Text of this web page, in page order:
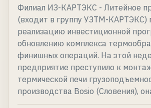
Филиал ИЗ-КАРТЭКС - Литейное
(входит в группу УЗТМ-КАРТЭКС)
реализацию инвестиционной
обновлению комплекса
финишных операций. На этой
предприятие преступило к
термической печи
производства Bosio (Словения),